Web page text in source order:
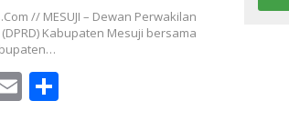
// MESUJI – Dewan Perwakilan
Kabupaten Mesuji bersama
E S